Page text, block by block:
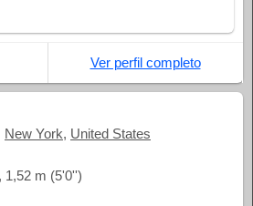
Ver perfil completo
New York, United States
1,52 m (5'0'')